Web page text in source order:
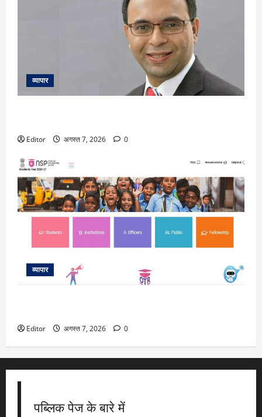
व्यापार
Editor अगस्त 7, 2026 0
व्यापार
Editor अगस्त 7, 2026 0
पब्लिक पेज के बारे में